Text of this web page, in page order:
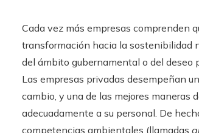
Cada vez más empresas comprenden
transformación hacia la sostenibilidad
del ámbito gubernamental o del deseo
Las empresas privadas desempeñan
cambio, y una de las mejores maneras
adecuadamente a su personal. De
competencias ambientales (llamadas